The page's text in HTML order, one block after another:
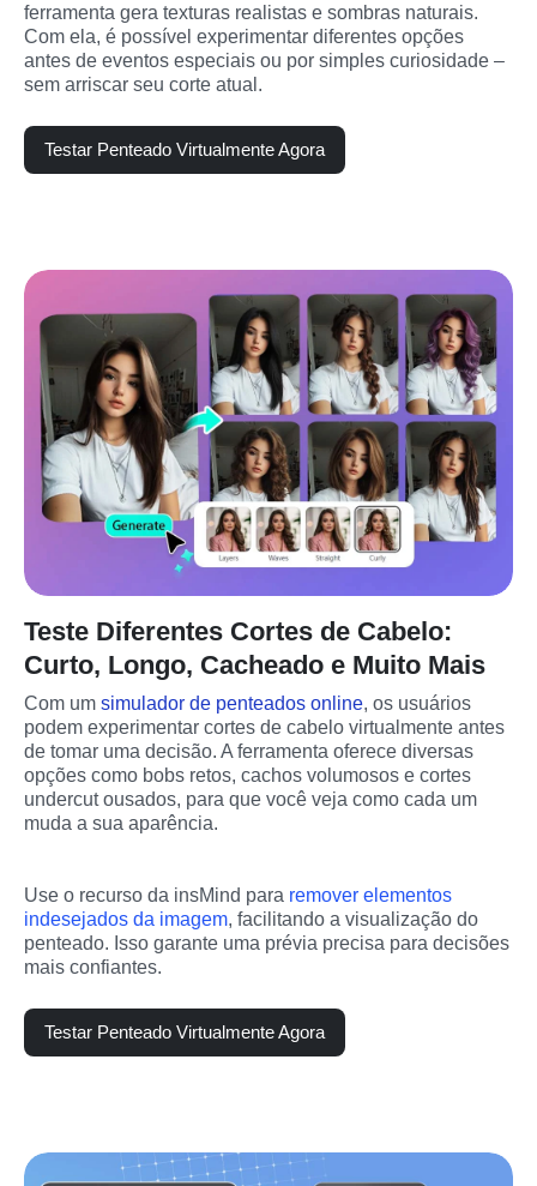
ferramenta gera texturas realistas e sombras naturais.
Com ela, é possível experimentar diferentes opções
antes de eventos especiais ou por simples curiosidade –
sem arriscar seu corte atual.
Testar Penteado Virtualmente Agora
Teste Diferentes Cortes de Cabelo:
Curto, Longo, Cacheado e Muito Mais
Com um simulador de penteados online, os usuários
podem experimentar cortes de cabelo virtualmente antes
de tomar uma decisão. A ferramenta oferece diversas
opções como bobs retos, cachos volumosos e cortes
undercut ousados, para que você veja como cada um
muda a sua aparência.
Use o recurso da insMind para remover elementos
indesejados da imagem, facilitando a visualização do
penteado. Isso garante uma prévia precisa para decisões
mais confiantes.
Testar Penteado Virtualmente Agora